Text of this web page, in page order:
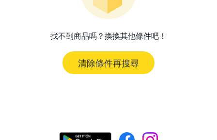
找不到商品嗎？換換其他條件吧！
清除條件再搜尋